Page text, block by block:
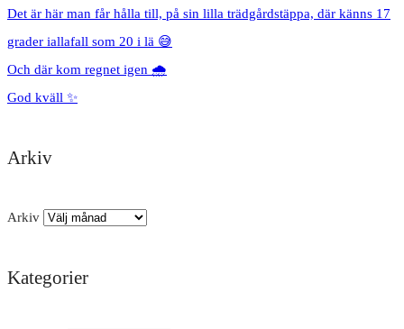
Det är här man får hålla till, på sin lilla trädgårdstäppa, där känns 17
grader iallafall som 20 i lä 😅
Och där kom regnet igen 🌧️
God kväll ✨
Arkiv
Arkiv
Kategorier